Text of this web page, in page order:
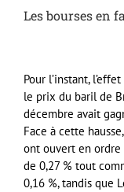
Les bourses en
Pour l’instant,
le prix du baril de
décembre avait
Face à cette
ont ouvert en ordre
de 0,27 % tout
0,16 %, tandis que